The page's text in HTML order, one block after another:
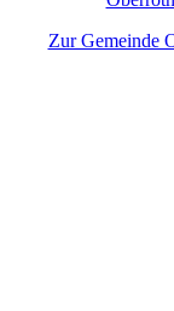
Zur Gemeinde